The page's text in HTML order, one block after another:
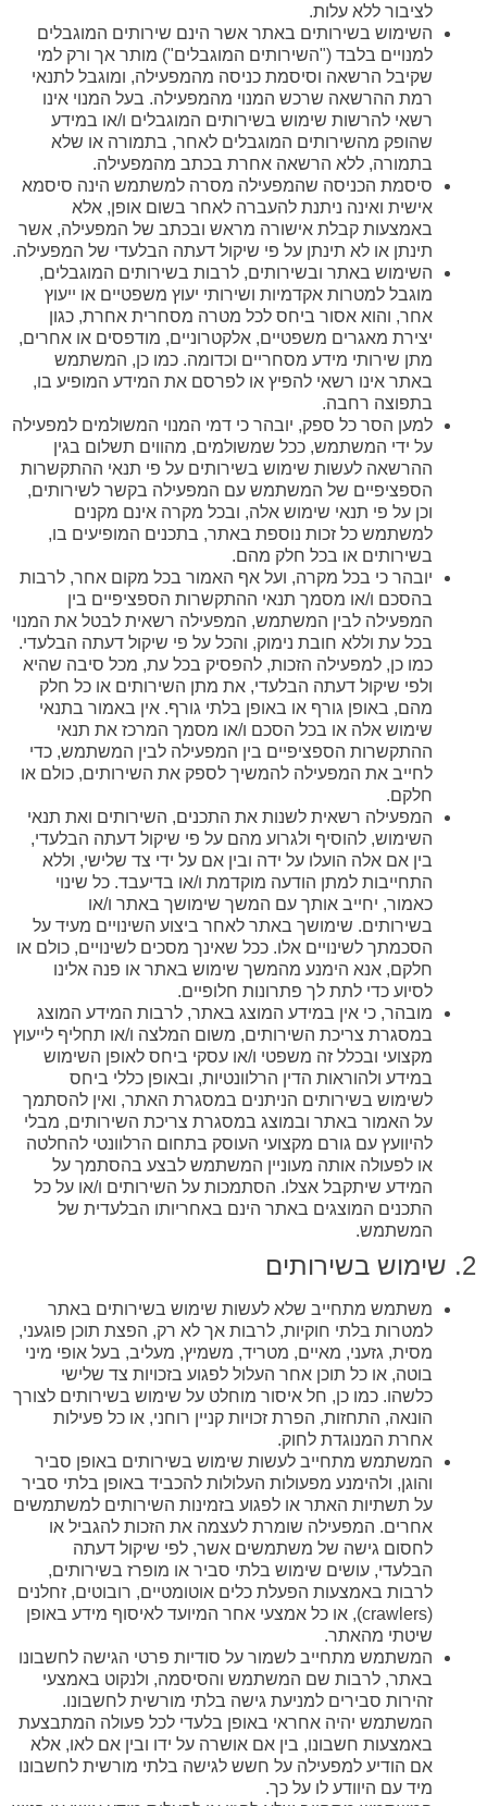
לציבור ללא עלות.
השימוש בשירותים באתר אשר הינם שירותים המוגבלים
למנויים בלבד ("השירותים המוגבלים") מותר אך ורק למי
שקיבל הרשאה וסיסמת כניסה מהמפעילה, ומוגבל לתנאי
רמת ההרשאה שרכש המנוי מהמפעילה. בעל המנוי אינו
רשאי להרשות שימוש בשירותים המוגבלים ו/או במידע
שהופק מהשירותים המוגבלים לאחר, בתמורה או שלא
בתמורה, ללא הרשאה אחרת בכתב מהמפעילה.
סיסמת הכניסה שהמפעילה מסרה למשתמש הינה סיסמא
אישית ואינה ניתנת להעברה לאחר בשום אופן, אלא
באמצעות קבלת אישורה מראש ובכתב של המפעילה, אשר
תינתן או לא תינתן על פי שיקול דעתה הבלעדי של המפעילה.
השימוש באתר ובשירותים, לרבות בשירותים המוגבלים,
מוגבל למטרות אקדמיות ושירותי יעוץ משפטיים או ייעוץ
אחר, והוא אסור ביחס לכל מטרה מסחרית אחרת, כגון
יצירת מאגרים משפטיים, אלקטרוניים, מודפסים או אחרים,
מתן שירותי מידע מסחריים וכדומה. כמו כן, המשתמש
באתר אינו רשאי להפיץ או לפרסם את המידע המופיע בו,
בתפוצה רחבה.
למען הסר כל ספק, יובהר כי דמי המנוי המשולמים למפעילה
על ידי המשתמש, ככל שמשולמים, מהווים תשלום בגין
ההרשאה לעשות שימוש בשירותים על פי תנאי ההתקשרות
הספציפיים של המשתמש עם המפעילה בקשר לשירותים,
וכן על פי תנאי שימוש אלה, ובכל מקרה אינם מקנים
למשתמש כל זכות נוספת באתר, בתכנים המופיעים בו,
בשירותים או בכל חלק מהם.
יובהר כי בכל מקרה, ועל אף האמור בכל מקום אחר, לרבות
בהסכם ו/או מסמך תנאי ההתקשרות הספציפיים בין
המפעילה לבין המשתמש, המפעילה רשאית לבטל את המנוי
בכל עת וללא חובת נימוק, והכל על פי שיקול דעתה הבלעדי.
כמו כן, למפעילה הזכות, להפסיק בכל עת, מכל סיבה שהיא
ולפי שיקול דעתה הבלעדי, את מתן השירותים או כל חלק
מהם, באופן גורף או באופן בלתי גורף. אין באמור בתנאי
שימוש אלה או בכל הסכם ו/או מסמך המרכז את תנאי
ההתקשרות הספציפיים בין המפעילה לבין המשתמש, כדי
לחייב את המפעילה להמשיך לספק את השירותים, כולם או
חלקם.
המפעילה רשאית לשנות את התכנים, השירותים ואת תנאי
השימוש, להוסיף ולגרוע מהם על פי שיקול דעתה הבלעדי,
בין אם אלה הועלו על ידה ובין אם על ידי צד שלישי, וללא
התחייבות למתן הודעה מוקדמת ו/או בדיעבד. כל שינוי
כאמור, יחייב אותך עם המשך שימושך באתר ו/או
בשירותים. שימושך באתר לאחר ביצוע השינויים מעיד על
הסכמתך לשינויים אלו. ככל שאינך מסכים לשינויים, כולם או
חלקם, אנא הימנע מהמשך שימוש באתר או פנה אלינו
לסיוע כדי לתת לך פתרונות חלופיים.
מובהר, כי אין במידע המוצג באתר, לרבות המידע המוצג
במסגרת צריכת השירותים, משום המלצה ו/או תחליף לייעוץ
מקצועי ובכלל זה משפטי ו/או עסקי ביחס לאופן השימוש
במידע ולהוראות הדין הרלוונטיות, ובאופן כללי ביחס
לשימוש בשירותים הניתנים במסגרת האתר, ואין להסתמך
על האמור באתר ובמוצג במסגרת צריכת השירותים, מבלי
להיוועץ עם גורם מקצועי העוסק בתחום הרלוונטי להחלטה
או לפעולה אותה מעוניין המשתמש לבצע בהסתמך על
המידע שיתקבל אצלו. הסתמכות על השירותים ו/או על כל
התכנים המוצגים באתר הינם באחריותו הבלעדית של
המשתמש.
2. שימוש בשירותים
משתמש מתחייב שלא לעשות שימוש בשירותים באתר
למטרות בלתי חוקיות, לרבות אך לא רק, הפצת תוכן פוגעני,
מסית, גזעני, מאיים, מטריד, משמיץ, מעליב, בעל אופי מיני
בוטה, או כל תוכן אחר העלול לפגוע בזכויות צד שלישי
כלשהו. כמו כן, חל איסור מוחלט על שימוש בשירותים לצורך
הונאה, התחזות, הפרת זכויות קניין רוחני, או כל פעילות
אחרת המנוגדת לחוק.
המשתמש מתחייב לעשות שימוש בשירותים באופן סביר
והוגן, ולהימנע מפעולות העלולות להכביד באופן בלתי סביר
על תשתיות האתר או לפגוע בזמינות השירותים למשתמשים
אחרים. המפעילה שומרת לעצמה את הזכות להגביל או
לחסום גישה של משתמשים אשר, לפי שיקול דעתה
הבלעדי, עושים שימוש בלתי סביר או מופרז בשירותים,
לרבות באמצעות הפעלת כלים אוטומטיים, רובוטים, זחלנים
(crawlers), או כל אמצעי אחר המיועד לאיסוף מידע באופן
שיטתי מהאתר.
המשתמש מתחייב לשמור על סודיות פרטי הגישה לחשבונו
באתר, לרבות שם המשתמש והסיסמה, ולנקוט באמצעי
זהירות סבירים למניעת גישה בלתי מורשית לחשבונו.
המשתמש יהיה אחראי באופן בלעדי לכל פעולה המתבצעת
באמצעות חשבונו, בין אם אושרה על ידו ובין אם לאו, אלא
אם הודיע למפעילה על חשש לגישה בלתי מורשית לחשבונו
מיד עם היוודע לו על כך.